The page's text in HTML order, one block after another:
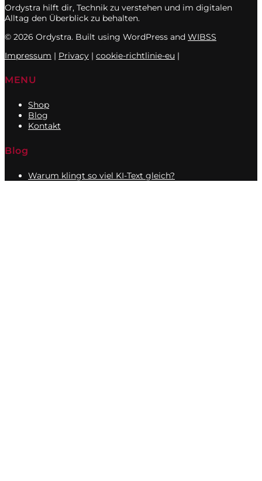
Ordystra hilft dir, Technik zu verstehen und im digitalen
Alltag den Überblick zu behalten.
© 2026 Ordystra. Built using WordPress and WIBSS
Impressum | Privacy | cookie-richtlinie-eu |
MENU
Shop
Blog
Kontakt
Blog
Warum klingt so viel KI-Text gleich?